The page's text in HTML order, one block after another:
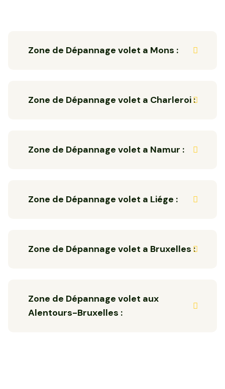
Zone de Dépannage volet a Mons :
Zone de Dépannage volet a Charleroi :
Zone de Dépannage volet a Namur :
Zone de Dépannage volet a Liége :
Zone de Dépannage volet a Bruxelles :
Zone de Dépannage volet aux
Alentours-Bruxelles :